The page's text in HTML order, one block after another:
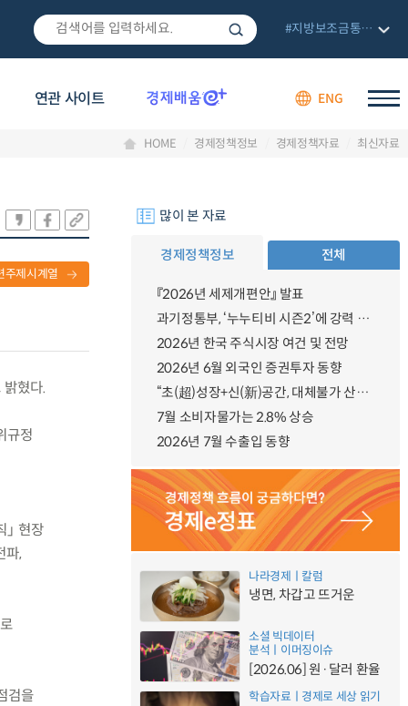
연관 사이트 ENG
#지방보조금통합관리망
HOME 경제정책정보 경제정책자료 최신자료
주제시계열
혔다.
규정
현장
파,
검을
많이 본 자료
경제정책정보 전체
『2026년 세제개편안』 발표
과기정통부, ‘누누티비 시즌2’에 강력 대응 의지 밝혀
2026년 한국 주식시장 여건 및 전망
2026년 6월 외국인 증권투자 동향
“초(超)성장+신(新)공간, 대체불가 산업강국”
7월 소비자물가는 2.8% 상승
2026년 7월 수출입 동향
나라경제ㅣ칼럼
냉면, 차갑고 뜨거운
소셜 빅데이터
분석ㅣ이머징이슈
[2026.06] 원·달러 환율
학습자료ㅣ경제로 세상 읽기